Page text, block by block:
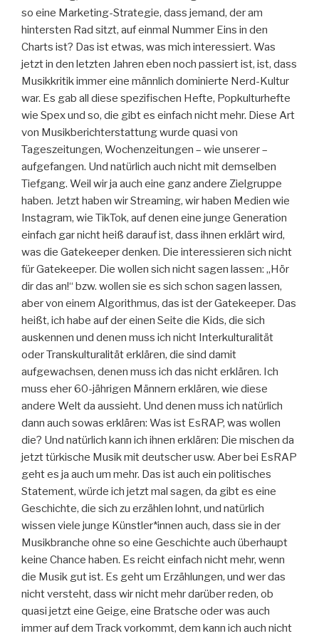
so eine Marketing-Strategie, dass jemand, der am
hintersten Rad sitzt, auf einmal Nummer Eins in den
Charts ist? Das ist etwas, was mich interessiert. Was
jetzt in den letzten Jahren eben noch passiert ist, ist, dass
Musikkritik immer eine männlich dominierte Nerd-Kultur
war. Es gab all diese spezifischen Hefte, Popkulturhefte
wie Spex und so, die gibt es einfach nicht mehr. Diese Art
von Musikberichterstattung wurde quasi von
Tageszeitungen, Wochenzeitungen – wie unserer –
aufgefangen. Und natürlich auch nicht mit demselben
Tiefgang. Weil wir ja auch eine ganz andere Zielgruppe
haben. Jetzt haben wir Streaming, wir haben Medien wie
Instagram, wie TikTok, auf denen eine junge Generation
einfach gar nicht heiß darauf ist, dass ihnen erklärt wird,
was die Gatekeeper denken. Die interessieren sich nicht
für Gatekeeper. Die wollen sich nicht sagen lassen: „Hör
dir das an!“ bzw. wollen sie es sich schon sagen lassen,
aber von einem Algorithmus, das ist der Gatekeeper. Das
heißt, ich habe auf der einen Seite die Kids, die sich
auskennen und denen muss ich nicht Interkulturalität
oder Transkulturalität erklären, die sind damit
aufgewachsen, denen muss ich das nicht erklären. Ich
muss eher 60-jährigen Männern erklären, wie diese
andere Welt da aussieht. Und denen muss ich natürlich
dann auch sowas erklären: Was ist EsRAP, was wollen
die? Und natürlich kann ich ihnen erklären: Die mischen da
jetzt türkische Musik mit deutscher usw. Aber bei EsRAP
geht es ja auch um mehr. Das ist auch ein politisches
Statement, würde ich jetzt mal sagen, da gibt es eine
Geschichte, die sich zu erzählen lohnt, und natürlich
wissen viele junge Künstler*innen auch, dass sie in der
Musikbranche ohne so eine Geschichte auch überhaupt
keine Chance haben. Es reicht einfach nicht mehr, wenn
die Musik gut ist. Es geht um Erzählungen, und wer das
nicht versteht, dass wir nicht mehr darüber reden, ob
quasi jetzt eine Geige, eine Bratsche oder was auch
immer auf dem Track vorkommt, dem kann ich auch nicht